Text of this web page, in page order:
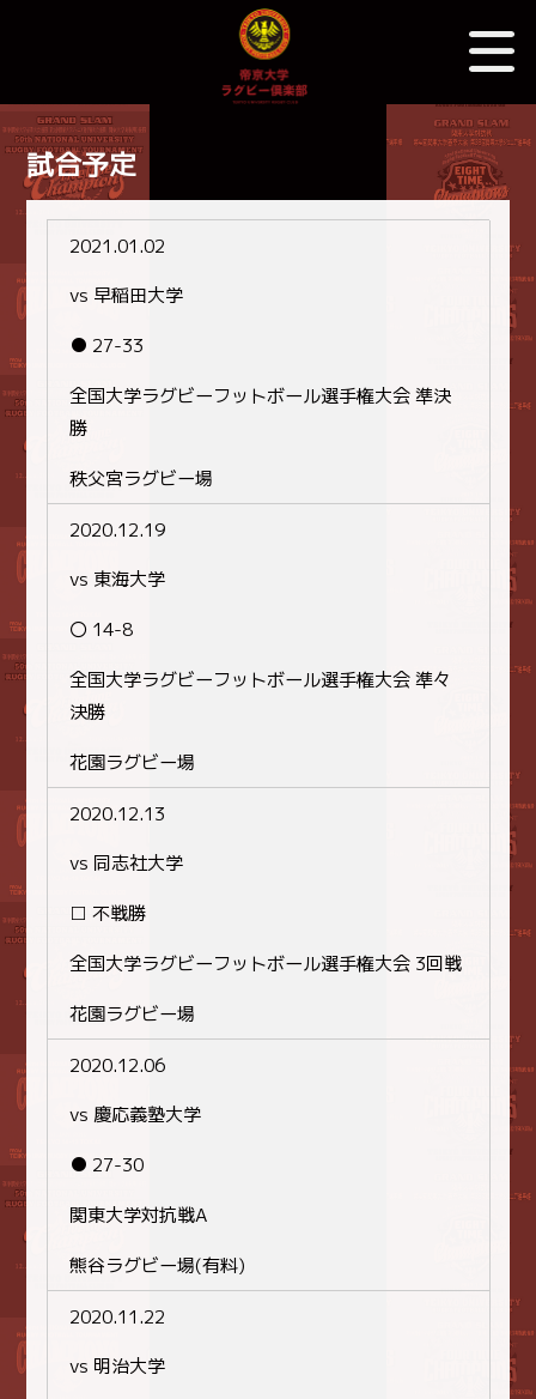
試合予定
2021.01.02
vs 早稲田大学
● 27-33
全国大学ラグビーフットボール選手権大会 準決
勝
秩父宮ラグビー場
2020.12.19
vs 東海大学
〇 14-8
全国大学ラグビーフットボール選手権大会 準々
決勝
花園ラグビー場
2020.12.13
vs 同志社大学
□ 不戦勝
全国大学ラグビーフットボール選手権大会 3回戦
花園ラグビー場
2020.12.06
vs 慶応義塾大学
● 27-30
関東大学対抗戦A
熊谷ラグビー場(有料)
2020.11.22
vs 明治大学